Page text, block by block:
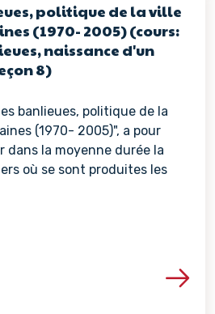
politique de la ville
(1970- 2005) (cours:
naissance d'un
8)
banlieues, politique de la
(1970- 2005)", a pour
dans la moyenne durée la
où se sont produites les
Voir les détails de la